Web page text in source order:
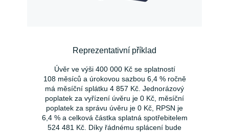
Reprezentativní příklad
Úvěr ve výši 400 000 Kč se splatností
108 měsíců a úrokovou sazbou 6,4 % ročně
má měsíční splátku 4 857 Kč. Jednorázový
poplatek za vyřízení úvěru je 0 Kč, měsíční
poplatek za správu úvěru je 0 Kč, RPSN je
6,4 % a celková částka splatná spotřebitelem
524 481 Kč. Díky řádnému splácení bude